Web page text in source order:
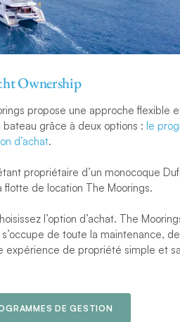
Ownership
propose une approche flexible
grâce à deux options : le
d’achat.
propriétaire d’un monocoque
flotte de location The Moorings.
l’option d’achat. The
de toute la maintenance, de
expérience de propriété simple et
DE GESTION